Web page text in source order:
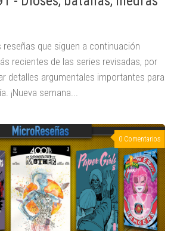
reseñas que siguen a continuación
recientes de las series revisadas, por
detalles argumentales importantes para
¡Nueva semana...
0 Comentarios